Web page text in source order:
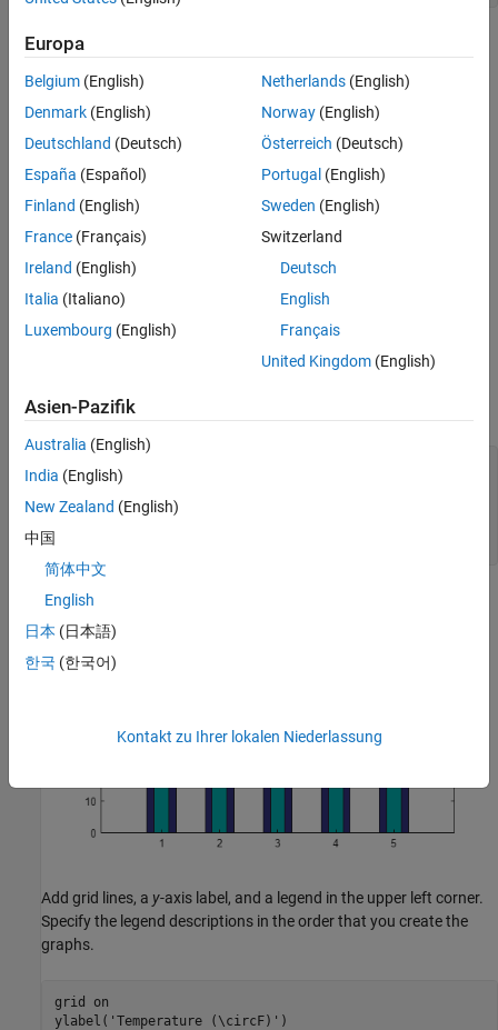
Plot a second bar graph over the first bar graph. Use the
function to retain the first graph. Set the bar width to .25 so that
color value for the bar color.
temp_low = [22 24 32 41 50];
w2 = .25;
hold on
hold
Add grid lines, a y-axis label, and a legend in the upper left corner.
Specify the legend descriptions in the order that you create the
graphs.
grid
on
ylabel( 'Temperature (\circF)' )
Europa
Belgium (English)
Denmark (English)
Deutschland (Deutsch)
España (Español)
Finland (English)
France (Français)
Ireland (English)
Italia (Italiano)
Luxembourg (English)
Netherlands(English)
Norway(English)
Österreich (Deutsch)
Portugal (English)
Sweden (English)
Switzerland
Deutsch
English
Français
United Kingdom(English)
Asien-Pazifik
Australia (English)
India (English)
New Zealand (English)
中国
简体中文
English
日本 (日本語)
한국 (한국어)
Kontakt zu Ihrer lokalen Niederlassung